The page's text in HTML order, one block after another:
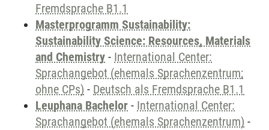
Fremdsprache B1.1
Masterprogramm Sustainability:
Sustainability Science: Resources, Materials
and Chemistry - International Center:
Sprachangebot (ehemals Sprachenzentrum;
ohne CPs) - Deutsch als Fremdsprache B1.1
Leuphana Bachelor - International Center:
Sprachangebot (ehemals Sprachenzentrum) -